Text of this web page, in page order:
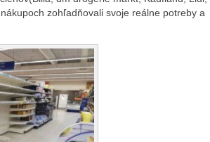
zohľadňovali svoje reálne potreby a